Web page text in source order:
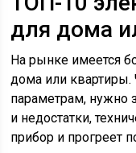
для дома
На рынке имеется
дома или
параметрам, нужно
и недостатки,
прибор и прогреет